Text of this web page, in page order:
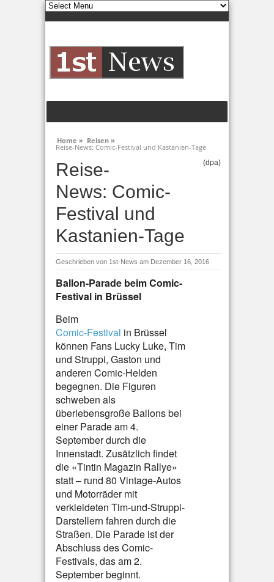
Home » Reisen »
Reise-News: Comic-Festival und Kastanien-Tage
Reise-
News: Comic-
Festival und
Kastanien-Tage
(dpa)
Geschrieben von 1st-News am Dezember 16, 2016
Ballon-Parade beim Comic-
Festival in Brüssel
Beim
Comic-Festival in Brüssel
können Fans Lucky Luke, Tim
und Struppi, Gaston und
anderen Comic-Helden
begegnen. Die Figuren
schweben als
überlebensgroße Ballons bei
einer Parade am 4.
September durch die
Innenstadt. Zusätzlich findet
die «Tintin Magazin Rallye»
statt – rund 80 Vintage-Autos
und Motorräder mit
verkleideten Tim-und-Struppi-
Darstellern fahren durch die
Straßen. Die Parade ist der
Abschluss des Comic-
Festivals, das am 2.
September beginnt.